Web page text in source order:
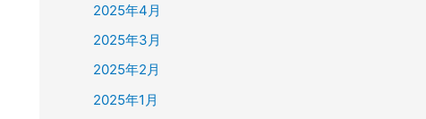
2025年4月
2025年3月
2025年2月
2025年1月